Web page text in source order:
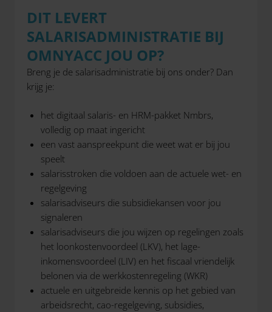
DIT LEVERT
SALARISADMINISTRATIE BIJ
OMNYACC JOU OP?
Breng je de salarisadministratie bij ons onder? Dan
krijg je:
het digitaal salaris- en HRM-pakket Nmbrs,
volledig op maat ingericht
een vast aanspreekpunt die weet wat er bij jou
speelt
salarisstroken die voldoen aan de actuele wet- en
regelgeving
salarisadviseurs die subsidiekansen voor jou
signaleren
salarisadviseurs die jou wijzen op regelingen zoals
het loonkostenvoordeel (LKV), het lage-
inkomensvoordeel (LIV) en het fiscaal vriendelijk
belonen via de werkkostenregeling (WKR)
actuele en uitgebreide kennis op het gebied van
arbeidsrecht, cao-regelgeving, subsidies,